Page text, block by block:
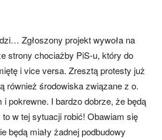
Zgłoszony projekt wywoła na
strony chociażby PiS-u, który do
i vice versa. Zresztą protesty już
również środowiska związane z o.
pokrewne. I bardzo dobrze, że będą
w tej sytuacji robić! Obawiam się
będą miały żadnej podbudowy